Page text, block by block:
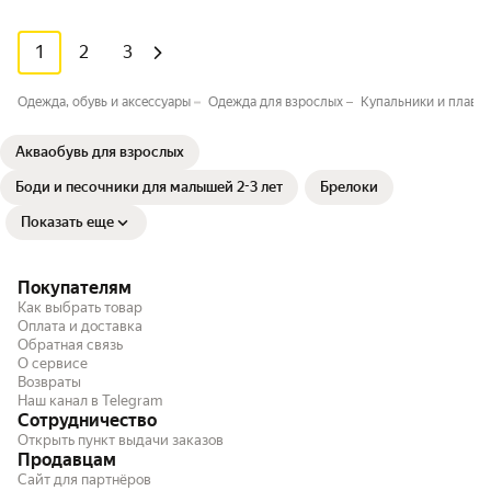
1 2 3
Одежда, обувь и аксессуары Одежда для взрослых Купальники и
Акваобувь для взрослых
Боди и песочники для малышей 2-3 лет Брелоки
Показать еще
Покупателям
Как выбрать товар
Оплата и доставка
Обратная связь
О сервисе
Возвраты
Наш канал в Telegram
Сотрудничество
Открыть пункт выдачи заказов
Продавцам
Сайт для партнёров